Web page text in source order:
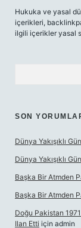
Hukuka ve yasal
içerikleri,
ilgili içerikler yasal
SON
Dünya Yakışıklı
Dünya Yakışıklı
Başka Bir Atmden
Başka Bir Atmden
Doğu Pakistan 1971
Ilan Etti için admin